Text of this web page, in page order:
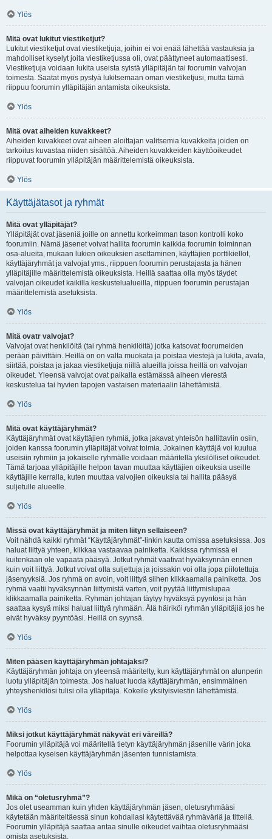
Ylös
Mitä ovat lukitut viestiketjut?
Lukitut viestiketjut ovat viestiketjuja, joihin ei voi enää lähettää vastauksia ja
mahdolliset kyselyt joita viestiketjussa oli, ovat päättyneet automaattisesti.
Viestiketjuja voidaan lukita useista syistä ylläpitäjän tai foorumin valvojan
toimesta. Saatat myös pystyä lukitsemaan oman viestiketjusi, mutta tämä
riippuu foorumin ylläpitäjän antamista oikeuksista.
Ylös
Mitä ovat aiheiden kuvakkeet?
Aiheiden kuvakkeet ovat aiheen aloittajan valitsemia kuvakkeita joiden on
tarkoitus kuvastaa niiden sisältöä. Aiheiden kuvakkeiden käyttöoikeudet
riippuvat foorumin ylläpitäjän määrittelemistä oikeuksista.
Ylös
Käyttäjätasot ja ryhmät
Mitä ovat ylläpitäjät?
Ylläpitäjät ovat jäseniä joille on annettu korkeimman tason kontrolli koko
foorumiin. Nämä jäsenet voivat hallita foorumin kaikkia foorumin toiminnan
osa-alueita, mukaan lukien oikeuksien asettaminen, käyttäjien porttikiellot,
käyttäjäryhmät ja valvojat yms., riippuen foorumin perustajasta ja hänen
ylläpitäjille määrittelemistä oikeuksista. Heillä saattaa olla myös täydet
valvojan oikeudet kaikilla keskustelualueilla, riippuen foorumin perustajan
määrittelemistä asetuksista.
Ylös
Mitä ovatr valvojat?
Valvojat ovat henkilöitä (tai ryhmä henkilöitä) jotka katsovat foorumeiden
perään päivittäin. Heillä on on valta muokata ja poistaa viestejä ja lukita, avata,
siirtää, poistaa ja jakaa viestiketjuja niillä alueilla joissa heillä on valvojan
oikeudet. Yleensä valvojat ovat paikalla estämässä aiheen vierestä
keskustelua tai hyvien tapojen vastaisen materiaalin lähettämistä.
Ylös
Mitä ovat käyttäjäryhmät?
Käyttäjäryhmät ovat käyttäjien ryhmiä, jotka jakavat yhteisön hallittaviin osiin,
joiden kanssa foorumin ylläpitäjät voivat toimia. Jokainen käyttäjä voi kuulua
useisiin ryhmiin ja jokaiselle ryhmälle voidaan määritellä yksilölliset oikeudet.
Tämä tarjoaa ylläpitäjille helpon tavan muuttaa käyttäjien oikeuksia useille
käyttäjille kerralla, kuten muuttaa valvojien oikeuksia tai hallita pääsyä
suljetulle alueelle.
Ylös
Missä ovat käyttäjäryhmät ja miten liityn sellaiseen?
Voit nähdä kaikki ryhmät “Käyttäjäryhmät”-linkin kautta omissa asetuksissa. Jos
haluat liittyä yhteen, klikkaa vastaavaa painiketta. Kaikissa ryhmissä ei
kuitenkaan ole vapaata pääsyä. Jotkut ryhmät vaativat hyväksynnän ennen
kuin voit liittyä. Jotkut voivat olla suljettuja ja joissakin voi olla jopa piilotettuja
jäsenyyksiä. Jos ryhmä on avoin, voit liittyä siihen klikkaamalla painiketta. Jos
ryhmä vaatii hyväksynnän liittymistä varten, voit pyytää liittymislupaa
klikkaamalla painiketta. Ryhmän johtajan täytyy hyväksyä pyyntösi ja hän
saattaa kysyä miksi haluat liittyä ryhmään. Älä häiriköi ryhmän ylläpitäjiä jos he
eivät hyväksy pyyntöäsi. Heillä on syynsä.
Ylös
Miten pääsen käyttäjäryhmän johtajaksi?
Käyttäjäryhmän johtaja on yleensä määritelty, kun käyttäjäryhmät on alunperin
luotu ylläpitäjän toimesta. Jos haluat luoda käyttäjäryhmän, ensimmäinen
yhteyshenkilösi tulisi olla ylläpitäjä. Kokeile yksityisviestin lähettämistä.
Ylös
Miksi jotkut käyttäjäryhmät näkyvät eri väreillä?
Foorumin ylläpitäjä voi määritellä tietyn käyttäjäryhmän jäsenille värin joka
helpottaa kyseisen käyttäjäryhmän jäsenten tunnistamista.
Ylös
Mikä on “oletusryhmä”?
Jos olet useamman kuin yhden käyttäjäryhmän jäsen, oletusryhmääsi
käytetään määriteltäessä sinun kohdallasi käytettävää ryhmäväriä ja titteliä.
Foorumin ylläpitäjä saattaa antaa sinulle oikeudet vaihtaa oletusryhmääsi
omista asetuksista.